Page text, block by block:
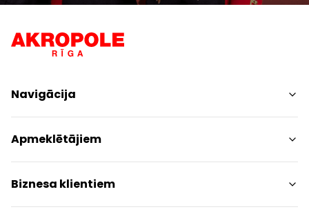
Navigācija
Iepirkšanās
Pakalpojumi
Izklaides
Restorāni
Apmeklētājiem
Centra plāns
Dzīvniekiem draudzīgs
Biznesa klientiem